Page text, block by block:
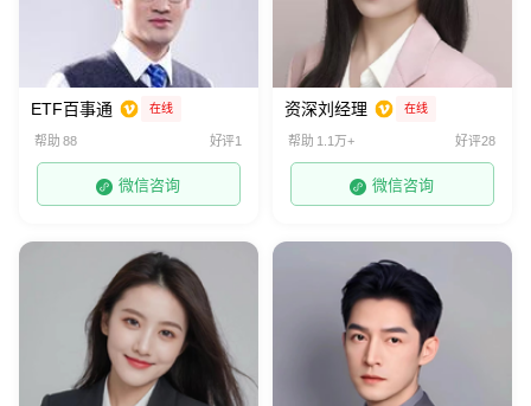
ETF百事通 在线
帮助 88 好评1
微信咨询
资深刘经理 在线
帮助 1.1万+ 好评28
微信咨询